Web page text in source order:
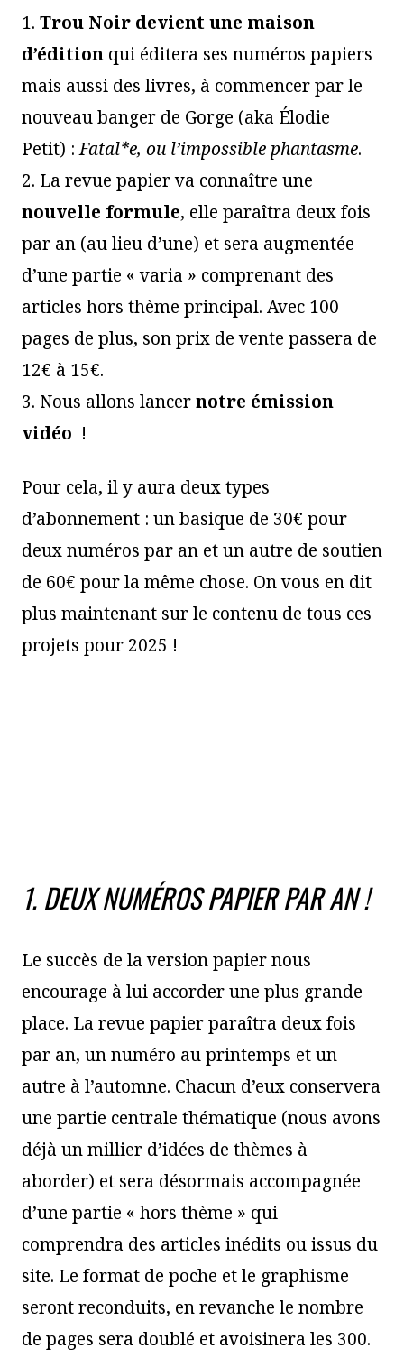
1. Trou Noir devient une maison
d’édition qui éditera ses numéros papiers
mais aussi des livres, à commencer par le
nouveau banger de Gorge (aka Élodie
Petit) :Fatal*e, ou l’impossible phantasme.
2. La revue papier va connaître une
nouvelle formule, elle paraîtra deux fois
par an (au lieu d’une) et sera augmentée
d’une partie « varia » comprenant des
articles hors thème principal. Avec 100
pages de plus, son prix de vente passera de
12€ à 15€.
3. Nous allons lancernotre émission
vidéo !
Pour cela, il y aura deux types
d’abonnement : un basique de 30€ pour
deux numéros par an et un autre de soutien
de 60€ pour la même chose. On vous en dit
plus maintenant sur le contenu de tous ces
projets pour 2025 !
1. DEUX NUMÉROS PAPIER PAR AN !
Le succès de la version papier nous
encourage à lui accorder une plus grande
place. La revue papier paraîtra deux fois
par an, un numéro au printemps et un
autre à l’automne. Chacun d’eux conservera
une partie centrale thématique (nous avons
déjà un millier d’idées de thèmes à
aborder) et sera désormais accompagnée
d’une partie « hors thème » qui
comprendra des articles inédits ou issus du
site. Le format de poche et le graphisme
seront reconduits, en revanche le nombre
de pages sera doublé et avoisinera les 300.